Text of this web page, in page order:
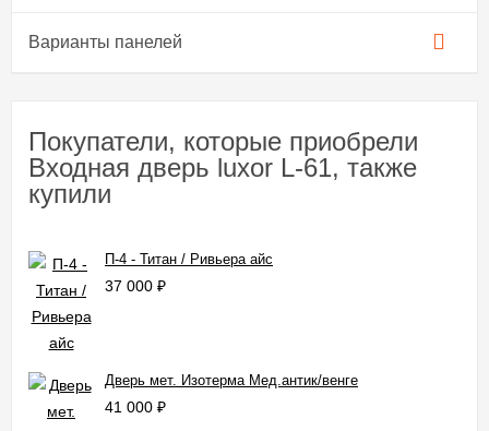
Варианты панелей
Покупатели, которые приобрели
Входная дверь luxor L-61, также
купили
П-4 - Титан / Ривьера айс
37 000 ₽
Дверь мет. Изотерма Мед.антик/венге
41 000 ₽